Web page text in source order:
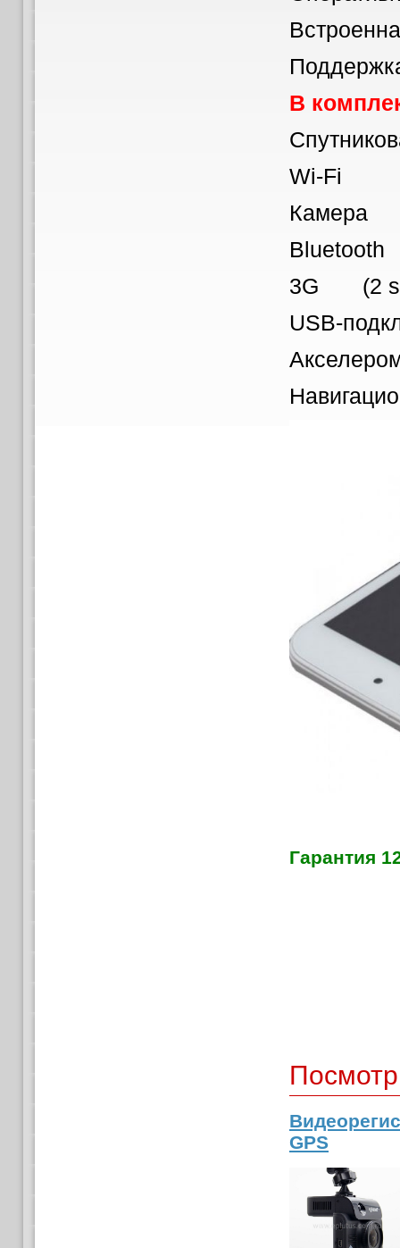
В
Wi-Fi
Камера
3G (2
USB-
Гарантия
GPS